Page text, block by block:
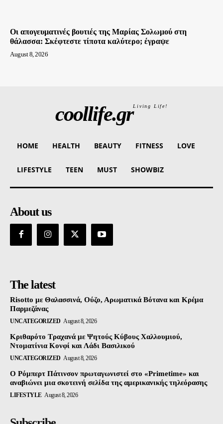
Οι απογευματινές βουτιές της Μαρίας Σολωμού στη
θάλασσα: Σκέφτεστε τίποτα καλύτερο; έγραψε
August 8, 2026
coollife.grLiving Life!
HOME HEALTH BEAUTY FITNESS LOVE
LIFESTYLE TEEN MUST SHOWBIZ
About us
The latest
Risotto με Θαλασσινά, Ούζο, Αρωματικά Βότανα και Κρέμα
Παρμεζάνας
UNCATEGORIZED August 8, 2026
Κριθαρότο Τραχανά με Ψητούς Κύβους Χαλλουμιού,
Ντοματίνια Κονφί και Λάδι Βασιλικού
UNCATEGORIZED August 8, 2026
Ο Ρόμπερτ Πάτινσον πρωταγωνιστεί στο «Primetime» και
αναβιώνει μια σκοτεινή σελίδα της αμερικανικής τηλεόρασης
LIFESTYLE August 8, 2026